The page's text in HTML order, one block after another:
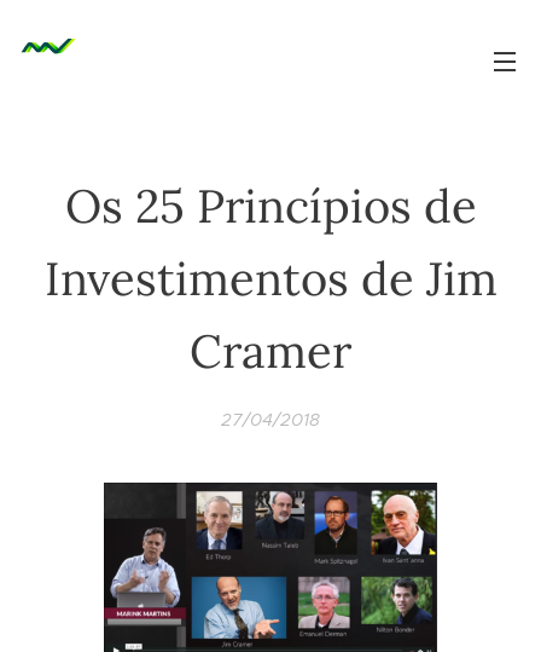
Os 25 Princípios de
Investimentos de Jim
Cramer
27/04/2018